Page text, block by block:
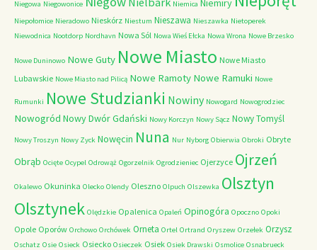
Niegowa Niegowonice Niemica Niemiry
Niepołomice Nieradowo Nieskórz Niestum Nieszawa Nieszawka Nietoperek
Niewodnica Nootdorp Nordhavn Nowa Sól Nowa Wieś Ełcka Nowa Wrona Nowe Brzesko
Nowe Duninowo Nowe Guty Nowe Miasto Nowe Miasto
Lubawskie Nowe Miasto nad Pilicą Nowe Ramoty Nowe Ramuki Nowe
Rumunki Nowe Studzianki Nowiny Nowogard Nowogrodziec
Nowogród Nowy Dwór Gdański Nowy Korczyn Nowy Sącz Nowy Tomyśl
Nowy Troszyn Nowy Zyck Nowęcin Nuna Nur Nyborg Obierwia Obroki Obryte
Obrąb Ocięte Ocypel Odrowąż Ogorzelnik Ogrodzieniec Ojerzyce Ojrzeń
Okalewo Okuninka Olecko Olendy Oleszno Olpuch Olszewka Olsztyn
Olsztynek Olędzkie Opalenica Opaleń Opinogóra Opoczno Opoki
Opole Oporów Orchowo Orchówek Orneta Ortel Ortrand Oryszew Orzełek Orzysz
Oschatz Osie Osieck Osiecko Osieczek Osiek Osiek Drawski Osmolice Osnabrueck